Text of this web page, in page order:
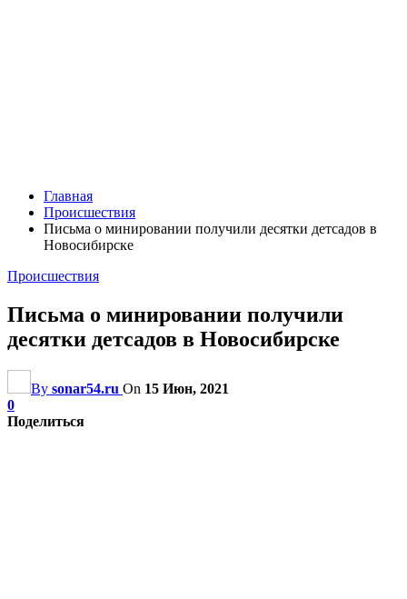
Главная
Происшествия
Письма о минировании получили десятки детсадов в
Новосибирске
Происшествия
Письма о минировании получили
десятки детсадов в Новосибирске
By sonar54.ru On 15 Июн, 2021
0
Поделиться